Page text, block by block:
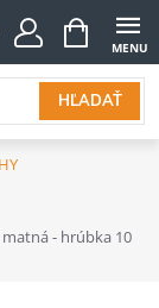
HĽADAŤ
NÁKUPNÝ
KOŠÍK
- hrúbka 10